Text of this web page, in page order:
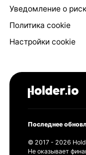
Уведомление о
Политика cookie
Настройки cookie
Последнее
© 2017 - 2026
Не оказывает